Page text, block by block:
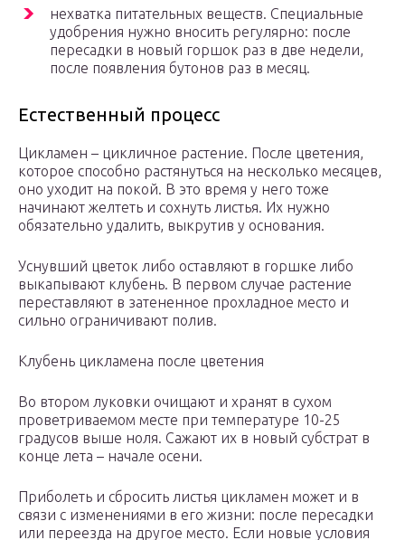
нехватка питательных веществ. Специальные
удобрения нужно вносить регулярно: после
пересадки в новый горшок раз в две недели,
после появления бутонов раз в месяц.
Естественный процесс
Цикламен – цикличное растение. После цветения,
которое способно растянуться на несколько месяцев,
оно уходит на покой. В это время у него тоже
начинают желтеть и сохнуть листья. Их нужно
обязательно удалить, выкрутив у основания.
Уснувший цветок либо оставляют в горшке либо
выкапывают клубень. В первом случае растение
переставляют в затененное прохладное место и
сильно ограничивают полив.
Клубень цикламена после цветения
Во втором луковки очищают и хранят в сухом
проветриваемом месте при температуре 10-25
градусов выше ноля. Сажают их в новый субстрат в
конце лета – начале осени.
Приболеть и сбросить листья цикламен может и в
связи с изменениями в его жизни: после пересадки
или переезда на другое место. Если новые условия